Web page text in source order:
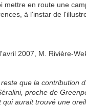
mettre en route une
à l'instar de
2007, M. Rivière-
que la contribution
proche de
qui aurait trouvé une